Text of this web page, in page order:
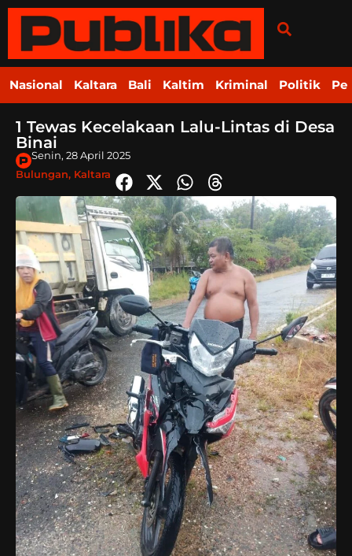
Nasional Kaltara Bali Kaltim Kriminal Politik
1 Tewas Kecelakaan Lalu-Lintas di Desa
Binai
Senin, 28 April 2025
Bulungan, Kaltara